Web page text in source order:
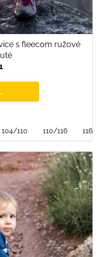
s fleecom ružové
104/110 110/116 116/